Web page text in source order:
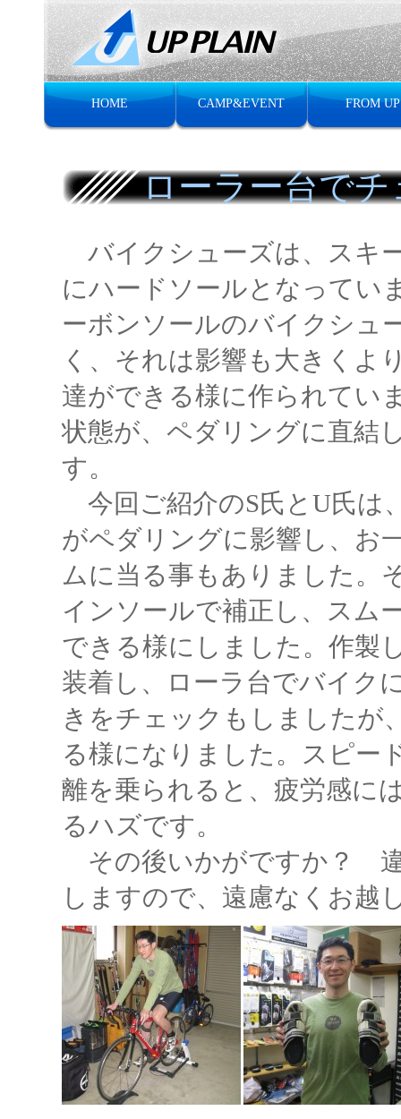
HOME CAMP&EVENT FROM UP
ローラー台でチ
バイクシューズは、スキ
にハードソールとなってい
ーボンソールのバイクシュ
く、それは影響も大きくよ
達ができる様に作られてい
状態が、ペダリングに直結
す。
今回ご紹介のS氏とU氏は
がペダリングに影響し、お
ムに当る事もありました。
インソールで補正し、スム
できる様にしました。作製
装着し、ローラ台でバイク
きをチェックもしましたが
る様になりました。スピー
離を乗られると、疲労感に
るハズです。
その後いかがですか？
しますので、遠慮なくお越